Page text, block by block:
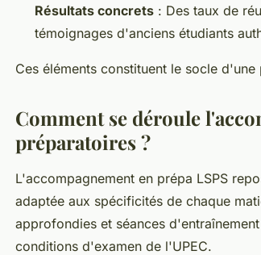
Résultats concrets : Des taux de
témoignages d'anciens étudiants
Ces éléments constituent le socle
Comment se déroule
préparatoires ?
L'accompagnement en prépa LSPS
adaptée aux spécificités de chaque
approfondies et séances
conditions d'examen de l'UPEC.